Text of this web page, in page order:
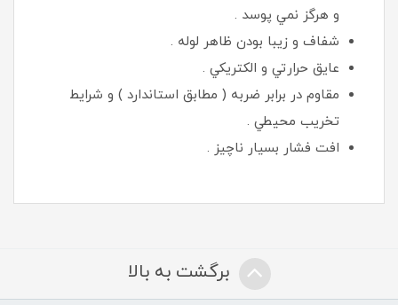
و هرگز نمي پوسد .
شفاف و زيبا بودن ظاهر لوله .
عايق حرارتي و الكتريكي .
مقاوم در برابر ضربه ( مطابق استاندارد ) و شرايط
تخريب محيطي .
افت فشار بسيار ناچيز .
برگشت به بالا